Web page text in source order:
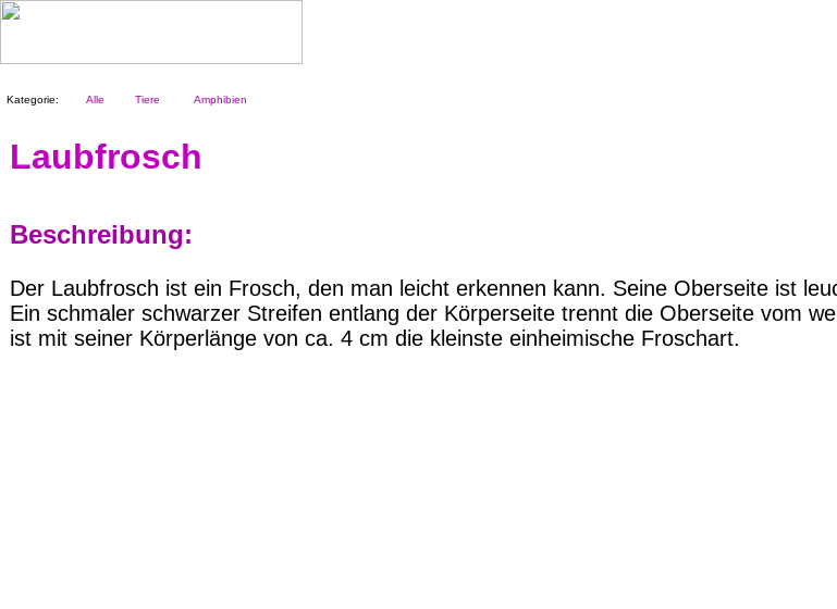
Kategorie: Alle Tiere Amphibien
Laubfrosch
Beschreibung:
Der Laubfrosch ist ein Frosch, den man leicht erkennen kann. Seine Oberseite ist
Ein schmaler schwarzer Streifen entlang der Körperseite trennt die Oberseite vom
ist mit seiner Körperlänge von ca. 4 cm die kleinste einheimische Froschart.